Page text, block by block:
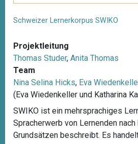
Schweizer Lernerkorpus SWIKO
Projektleitung
Thomas Studer, Anita Thomas
Team
Nina Selina Hicks, Eva
(Eva Wiedenkeller und Katharina
SWIKO ist ein mehrsprachiges
Spracherwerb von Lernenden
Grundsätzen beschreibt. Es